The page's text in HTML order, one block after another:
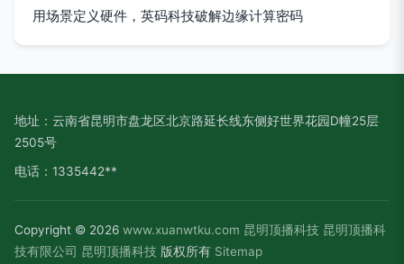
用场景定义硬件，英码科技破解边缘计算密码
地址：云南省昆明市盘龙区北京路延长线东侧好世界花园D幢25层
2505号
电话：1335442**
Copyright © 2026 www.xuanwtku.com 昆明顶播科技 昆明顶播科
技有限公司 昆明顶播科技 版权所有 Sitemap